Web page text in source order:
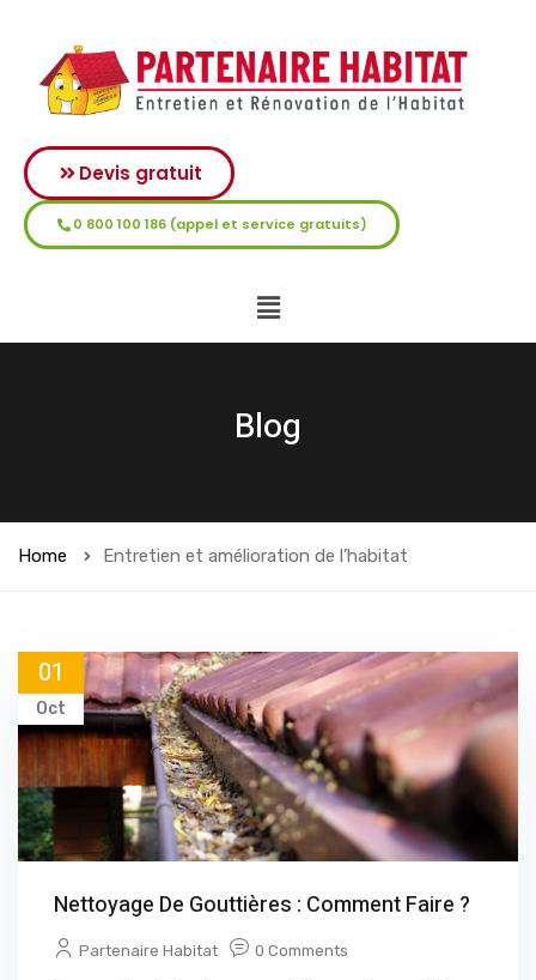
Devis gratuit
0 800 100 186 (appel et service gratuits)
Blog
Home Entretien et amélioration de l’habitat
01
Oct
Nettoyage De Gouttières : Comment Faire ?
Partenaire Habitat 0 Comments